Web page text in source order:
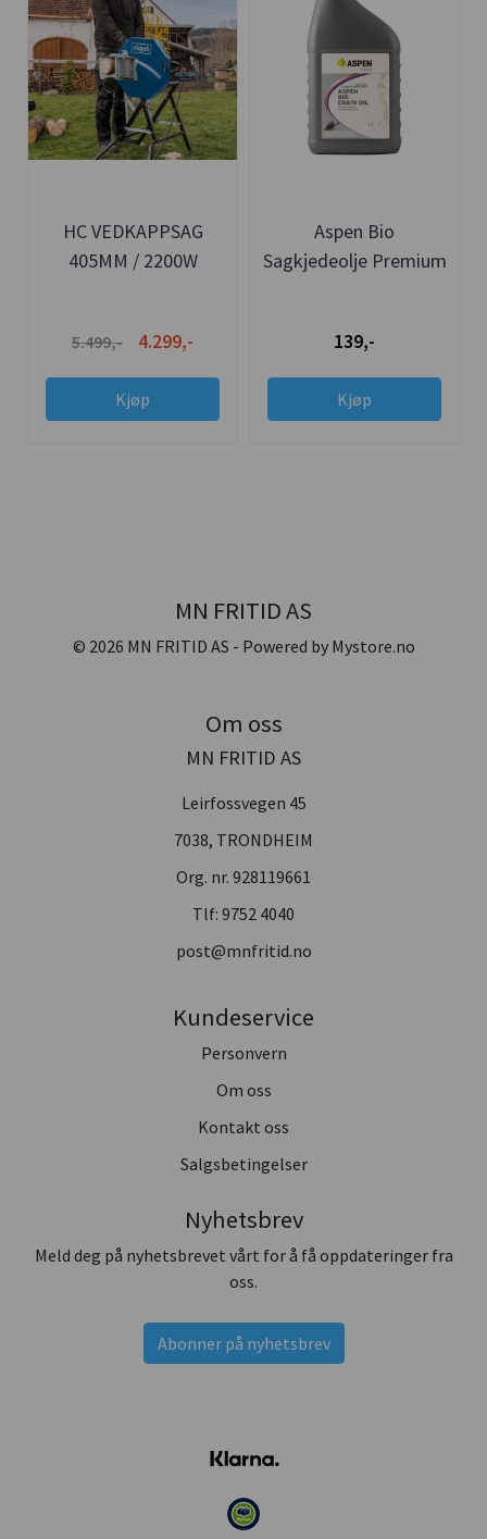
HC VEDKAPPSAG
405MM / 2200W
5.499,- 4.299,-
Kjøp
Aspen Bio
Sagkjedeolje Premium
139,-
Kjøp
MN FRITID AS
© 2026 MN FRITID AS - Powered by Mystore.no
Om oss
MN FRITID AS
Leirfossvegen 45
7038, TRONDHEIM
Org. nr. 928119661
Tlf: 9752 4040
post@mnfritid.no
Kundeservice
Personvern
Om oss
Kontakt oss
Salgsbetingelser
Nyhetsbrev
Meld deg på nyhetsbrevet vårt for å få oppdateringer fra
oss.
Abonner på nyhetsbrev